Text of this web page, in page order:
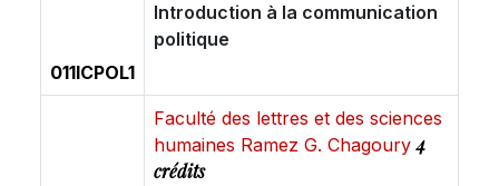
011ICPOL1
Introduction à la communication
politique
Faculté des lettres et des sciences
humaines Ramez G. Chagoury4
crédits